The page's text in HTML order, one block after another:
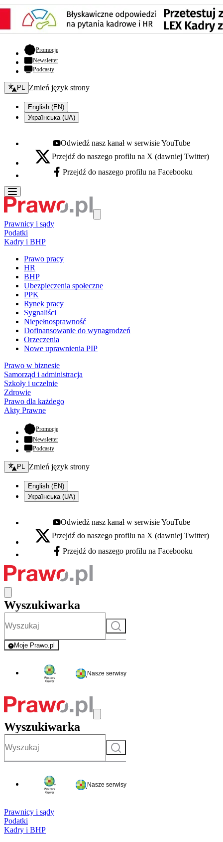
Promocje- otwiera się w nowej karcie
Newsletter
Podcasty
Zmień język - bieżący:
PL Zmień język strony
English (EN)
Українська (UA)
Youtube - otwiera się w nowej karcie
Odwiedź nasz kanał w serwisie YouTube
X - otwiera się w nowej karcie
Przejdź do naszego profilu na X (dawniej Twitter)
Facebook - otwiera się w nowej karcie
Przejdź do naszego profilu na Facebooku
Prawnicy i sądy
Podatki
Kadry i BHP
Prawo pracy
HR
BHP
Ubezpieczenia społeczne
PPK
Rynek pracy
Sygnaliści
Niepełnosprawność
Dofinansowanie do wynagrodzeń
Orzeczenia
Nowe uprawnienia PIP
Prawo w biznesie
Samorząd i administracja
Szkoły i uczelnie
Zdrowie
Prawo dla każdego
Akty Prawne
Promocje- otwiera się w nowej karcie
Newsletter
Podcasty
Zmień język - bieżący:
PL Zmień język strony
English (EN)
Українська (UA)
Youtube - otwiera się w nowej karcie
Odwiedź nasz kanał w serwisie YouTube
X - otwiera się w nowej karcie
Przejdź do naszego profilu na X (dawniej Twitter)
Facebook - otwiera się w nowej karcie
Przejdź do naszego profilu na Facebooku
Wyszukiwarka
Szukaj
Moje Prawo.pl
- rejestracja i logowanie do serwisu
Nasze serwisy
Wyszukiwarka
Szukaj
Nasze serwisy
Prawnicy i sądy
Podatki
Kadry i BHP